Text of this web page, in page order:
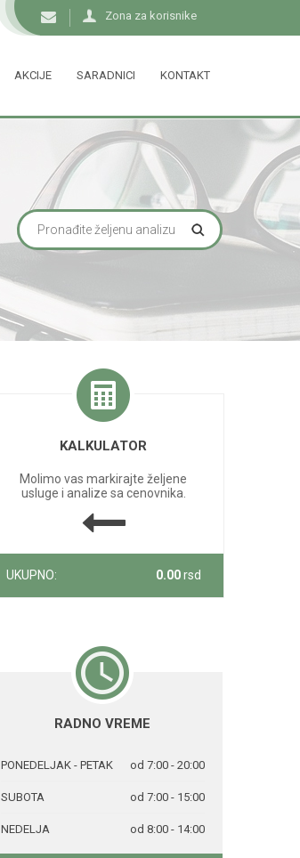
Zona za korisnike
AKCIJE SARADNICI KONTAKT
KALKULATOR
Molimo vas markirajte željene
usluge i analize sa cenovnika.
UKUPNO: 0.00rsd
RADNO VREME
PONEDELJAK - PETAK od 7:00 - 20:00
SUBOTA od 7:00 - 15:00
NEDELJA od 8:00 - 14:00